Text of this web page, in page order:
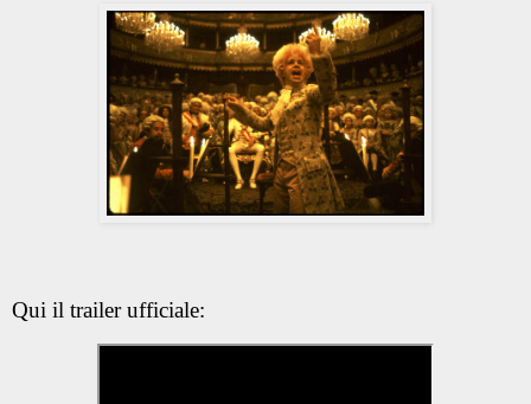
Qui il trailer ufficiale: